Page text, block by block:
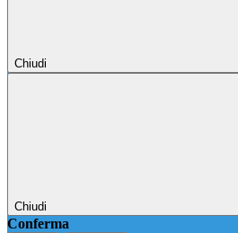
Chiudi
Chiudi
Conferma